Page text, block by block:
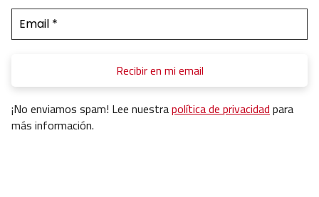
¡No enviamos spam! Lee nuestrapolítica de privacidadpara
más información.